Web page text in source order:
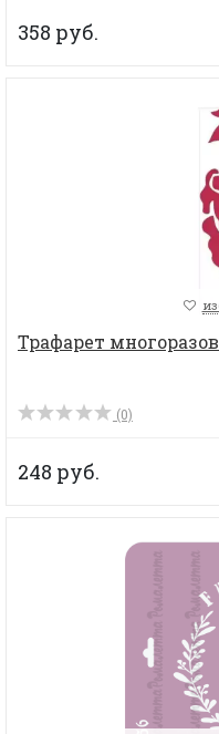
358 руб.
Трафарет
(0)
248 руб.